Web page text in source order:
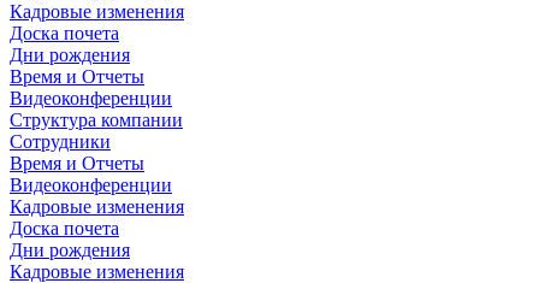
Кадровые изменения
Доска почета
Дни рождения
Время и Отчеты
Видеоконференции
Структура компании
Сотрудники
Время и Отчеты
Видеоконференции
Кадровые изменения
Доска почета
Дни рождения
Кадровые изменения